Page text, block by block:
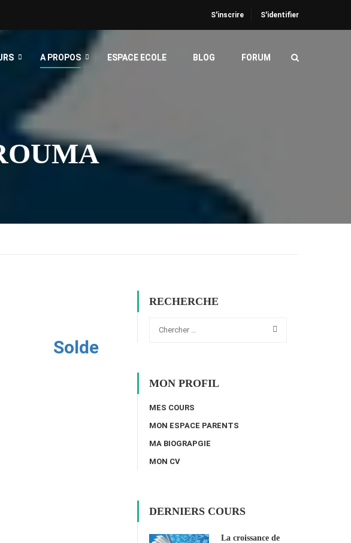
S'inscrire S'identifier
A PROPOS ESPACE ECOLE BLOG FORUM
Solde
RECHERCHE
MON PROFIL
MES COURS
MON ESPACE PARENTS
MA BIOGRAPGIE
MON CV
DERNIERS COURS
La croissance de